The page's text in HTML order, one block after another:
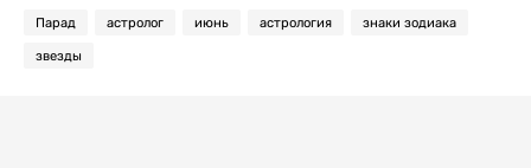
Парад астролог июнь астрология знаки зодиака
звезды